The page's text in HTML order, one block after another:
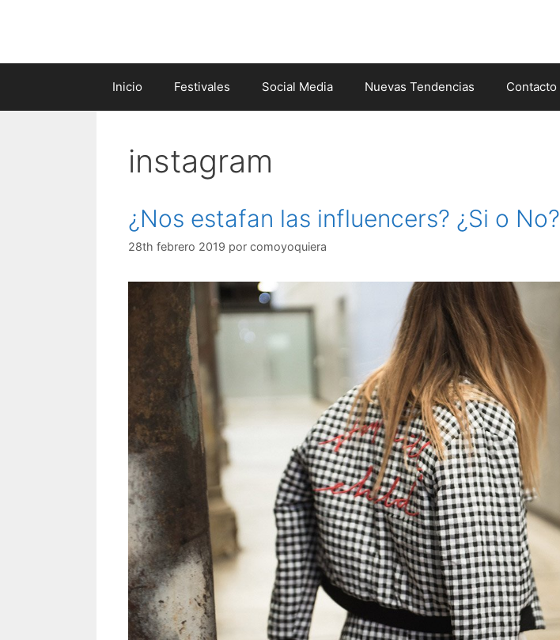
Inicio Festivales Social Media Nuevas Tendencias Contacto
instagram
¿Nos estafan las influencers? ¿Si o No?
28th febrero 2019 por comoyoquiera